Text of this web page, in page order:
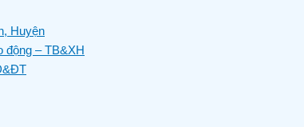
Huyện
động – TB&XH